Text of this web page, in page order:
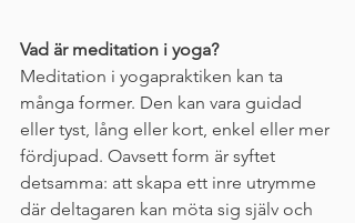
Vad är meditation i yoga?
Meditation i yogapraktiken kan ta
många former. Den kan vara guidad
eller tyst, lång eller kort, enkel eller mer
fördjupad. Oavsett form är syftet
detsamma: att skapa ett inre utrymme
där deltagaren kan möta sig själv och